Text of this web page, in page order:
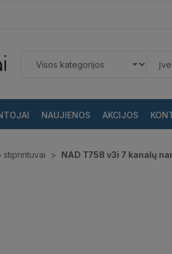
NAUJIENOS AKCIJOS
stiprintuvai NAD T758 v3i 7 kanalų